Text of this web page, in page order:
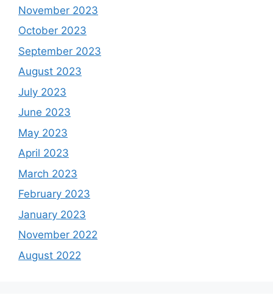
November 2023
October 2023
September 2023
August 2023
July 2023
June 2023
May 2023
April 2023
March 2023
February 2023
January 2023
November 2022
August 2022